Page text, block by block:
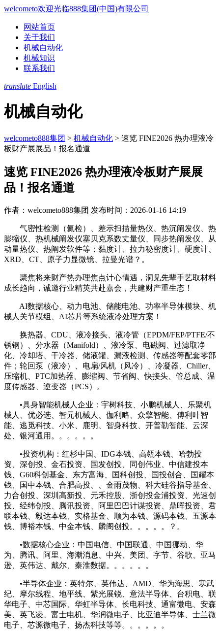
welcometo欢迎光临888集团(中国)有限公司
网站首页
关于我们
机械自动化
机械知识
联系我们
translate English
机械自动化
welcometo888集团 > 机械自动化 > 速览 FINE2026 热办理液冷
板财产展展品！报名通道
速览 FINE2026 热办理液冷板财产展展
品！报名通道
作者：welcometo888集团 发布时间：2026-01-16 14:19
气密性检测（氦检）、差示扫描量热仪、热沉阐发仪、热
膨缩仪、热机械阐发仪塞贝克系数丈量仪、同步热阐发仪、从
动量热仪、热阐发软件等；黏度计、拉力秘密度计、硬度计、
XRD、CT、原子力显微镜、拉曼光谱？。
聚焦将来财产热办理焦点计心情遇，洞见先辈手艺取材料
成长趋向，诚邀行业精英共赴嘉会，共建财产重生态！
AI数据核心、动力电池、储能电池、功率半导体模块、机
械人关节模组、AI芯片等系统液冷处理方案！
换热器、CDU、液冷接头、液冷管（EPDM/FEP/PTFE/不
锈钢）、分水器（Manifold）、液冷泵、电磁阀、过滤取净
化、冷却塔、干冷器、储液罐、漏液检测、传感器等配套零部
件；轮回泵（液冷）、电扇/风机（风冷）、冷凝器、Chiller、
压缩机、PTC加热器、膨缩阀、节省阀、快接头、管总成、温
度传感器、逆变器（PCS）。
•具身智能机械人企业：宇树科技、小鹏机械人、乐聚机
械人、优必选、智元机械人、伽利略、众擎智能、傅利叶智
能、逃觅科技、小米、鹿明、智身科技、开普勒智能、云深
处、银河通用。。。。。。
•投资机构：红杉中国、IDG本钱、高瓴本钱、哈勃投
资、深创投、金石投资、国发创投、同创伟业、中信建投本
钱、G60科创基金、东方富海、国科创投、国投创合、国耀本
钱、国中本钱、合肥高投、、金雨茂物、科大硅谷指导基金、
力合创投、深圳高新投、元禾控股、浙创投金浦投资、光速创
投、经纬创投、腾讯投资、阿里巴巴计谋投资、鼎晖投资、君
联本钱、毅达本钱、实格基金、顺为本钱、源码本钱、五源本
钱、博裕本钱、中金本钱、麟阁创投。。。。。？。
•数据核心企业：中国电信、中国联通、中国挪动、华
为、腾讯、阿里、海潮消息、中兴、美团、字节、谷歌、亚马
逊、英伟达、戴尔、秦淮数据。。。。。。
•半导体企业：英特尔、英伟达、AMD、华为海思、寒武
纪、摩尔线程、地平线、紫光展锐、意法半导体、台积电、联
华电子、中芯国际、华虹半导体、长电科技、通富微电、安森
美、英飞凌、富士电机、华润微电子、比亚迪半导体、士兰微
电子、芯源微电子、扬杰科技等等。。。。。。